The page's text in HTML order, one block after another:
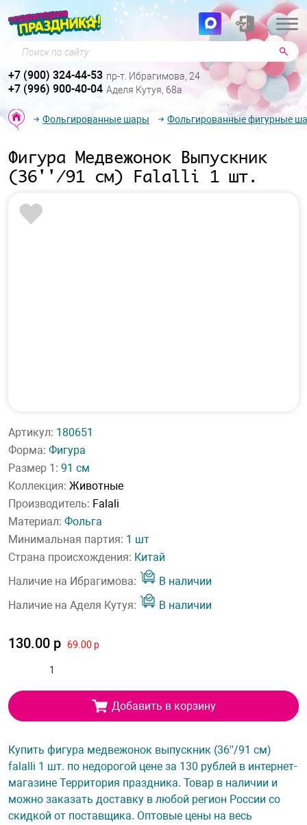
Поиск по сайту
+7 (900) 324-44-53 пр-т. Ибрагимова, 24
+7 (996) 900-40-04 Аделя Кутуя, 68а
Фольгированные шары Фольгированные фигурные
Фигура Медвежонок Выпускник
(36''/91 см) Falalli 1 шт.
Артикул: 180651
Форма: Фигура
Размер 1: 91 см
Коллекция: Животные
Производитель: Falali
Материал: Фольга
Минимальная партия: 1 шт
Страна происхождения: Китай
Наличие на Ибрагимова:
В наличии
Наличие на Аделя Кутуя:
В наличии
130.00 р 69.00 р
Добавить в корзину
Купить фигура медвежонок выпускник (36''/91 см)
falalli 1 шт. по недорогой цене за 130 рублей в интернет-
магазине Территория праздника. Товар в наличии и
можно заказать доставку в любой регион России со
скидкой от поставщика. Оптовые цены на весь